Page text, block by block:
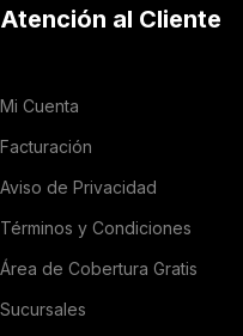
Atención al Cliente
Mi Cuenta
Facturación
Aviso de Privacidad
Términos y Condiciones
Área de Cobertura Gratis
Sucursales